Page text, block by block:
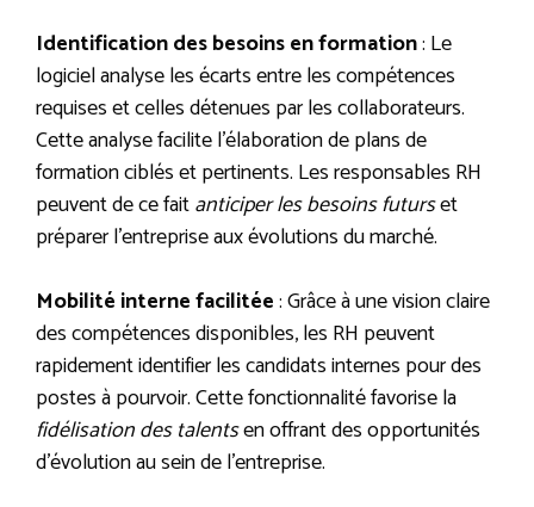
Identification des besoins en formation: Le
logiciel analyse les écarts entre les compétences
requises et celles détenues par les collaborateurs.
Cette analyse facilite l’élaboration de plans de
formation ciblés et pertinents. Les responsables RH
peuvent de ce faitanticiper les besoins futurset
préparer l’entreprise aux évolutions du marché.
Mobilité interne facilitée: Grâce à une vision claire
des compétences disponibles, les RH peuvent
rapidement identifier les candidats internes pour des
postes à pourvoir. Cette fonctionnalité favorise la
fidélisation des talentsen offrant des opportunités
d’évolution au sein de l’entreprise.